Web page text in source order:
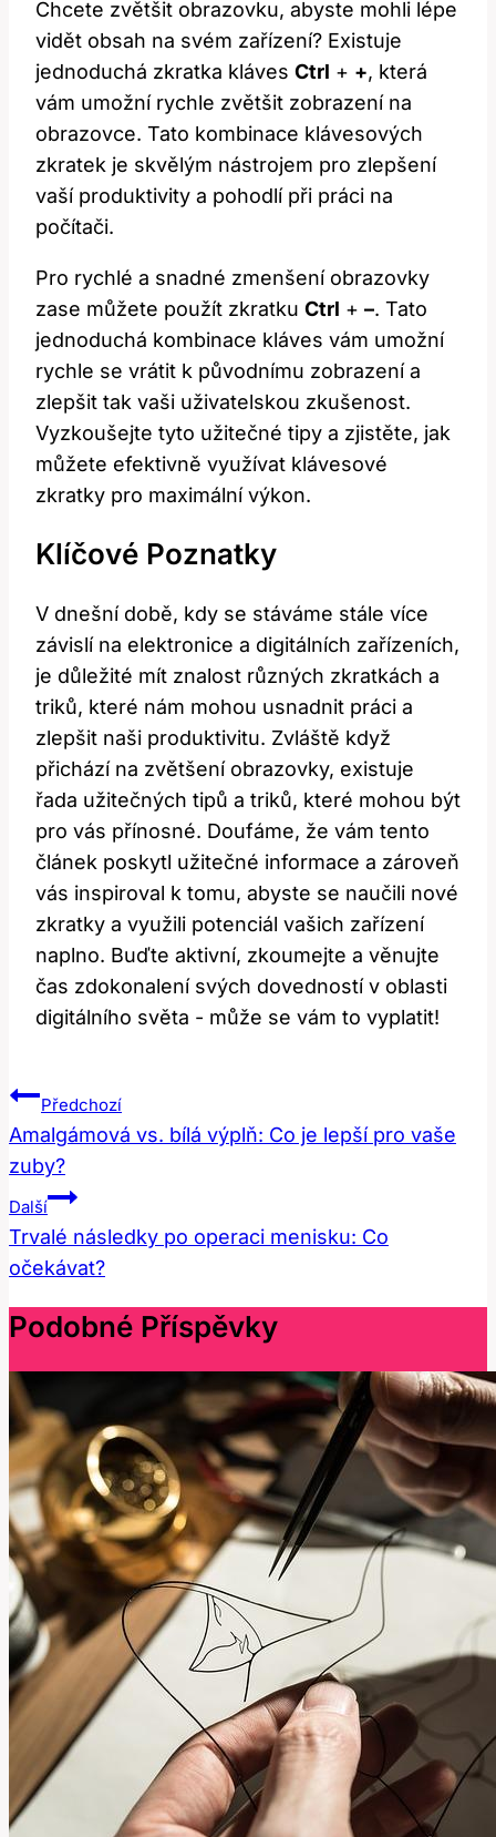
Chcete zvětšit obrazovku, abyste mohli lépe
vidět obsah na svém zařízení? Existuje⁢
jednoduchá ‌zkratka kláves Ctrl + +, ⁣která
vám umožní rychle ⁣zvětšit zobrazení na‍
obrazovce. Tato ‌kombinace klávesových
zkratek je skvělým nástrojem pro zlepšení
vaší produktivity a pohodlí při práci na
počítači.
Pro​ rychlé a snadné zmenšení obrazovky‍
zase⁤ můžete použít zkratku Ctrl + –. Tato
jednoduchá kombinace kláves vám umožní
rychle se vrátit‌ k původnímu zobrazení a
zlepšit tak vaši uživatelskou zkušenost.
Vyzkoušejte tyto užitečné tipy a zjistěte, jak
můžete efektivně využívat klávesové
zkratky pro maximální výkon.
Klíčové Poznatky
V⁤ dnešní době, kdy se stáváme stále více
závislí na elektronice a digitálních zařízeních,
je důležité mít znalost různých zkratkách ⁢a
⁣triků, ​které nám mohou usnadnit práci a
zlepšit naši produktivitu. Zvláště když
přichází na⁢ zvětšení obrazovky, existuje
řada užitečných tipů a ⁣triků, které mohou být
pro vás přínosné. Doufáme, ‌že vám tento
⁤článek poskytl užitečné informace a zároveň
vás​ inspiroval k ⁤tomu, abyste se naučili nové
zkratky a využili potenciál vašich zařízení
naplno. Buďte aktivní, ​zkoumejte ‌a věnujte
čas zdokonalení svých dovedností v oblasti
digitálního světa ‍-⁣ může se vám to vyplatit!
Navigace
Pro
Příspěvek
Předchozí
Amalgámová vs. bílá výplň: Co je lepší pro vaše
zuby?
Další
Trvalé následky po operaci menisku: Co
očekávat?
Podobné Příspěvky